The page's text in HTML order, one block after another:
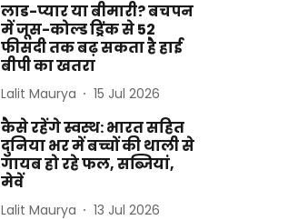
लाड-प्यार या बीमारी? बचपन
में जूस-कोल्ड ड्रिंक से 52
फीसदी तक बढ़ सकता है हाई
बीपी का खतरा
Lalit Maurya 15 Jul 2026
कैसे रहेंगे स्वस्थ: भारत सहित
दुनिया भर में बच्चों की थाली से
गायब हो रहे फल, सब्जियां,
मेवें
Lalit Maurya 13 Jul 2026